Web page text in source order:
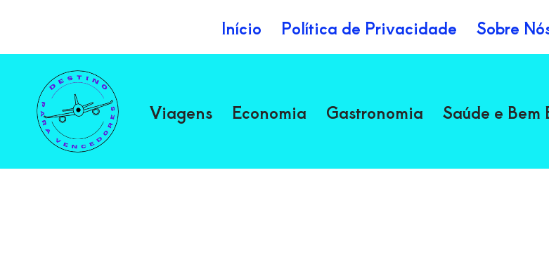
conteúdo
Início Política de Privacidade Sobre
Viagens Economia Gastronomia Saúde e Bem